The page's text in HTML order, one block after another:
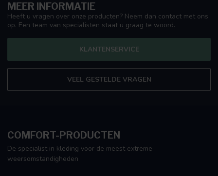
MEER INFORMATIE
Heeft u vragen over onze producten? Neem dan contact met ons
op. Een team van specialisten staat u graag te woord.
KLANTENSERVICE
VEEL GESTELDE VRAGEN
COMFORT-PRODUCTEN
De specialist in kleding voor de meest extreme
weersomstandigheden